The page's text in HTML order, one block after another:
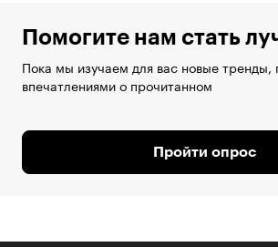
Помогите нам стать
Пока мы изучаем для вас новые тренды,
впечатлениями о прочитанном
Пройти опрос